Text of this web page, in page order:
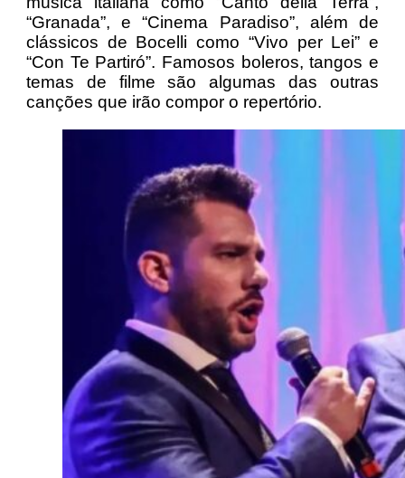
“Granada”, e “Cinema Paradiso”, além de
clássicos de Bocelli como “Vivo per Lei” e
“Con Te Partiró”. Famosos boleros, tangos e
temas de filme são algumas das outras
canções que irão compor o repertório.